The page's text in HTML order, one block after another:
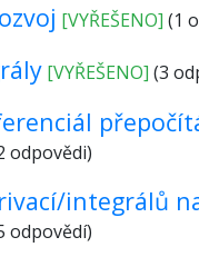
[VYŘEŠENO] (1
[VYŘEŠENO] (3
odpovědi)
integrálů
odpovědí)